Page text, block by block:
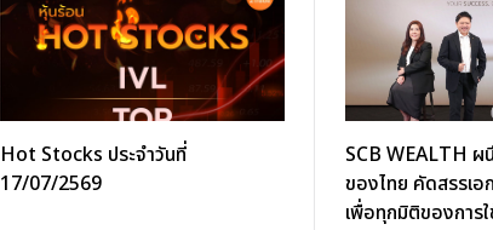
Hot Stocks ประจำวันที่
17/07/2569
SCB WEALTH
ของไทย คัดสรรเอ
เพื่อทุกมิติของการ